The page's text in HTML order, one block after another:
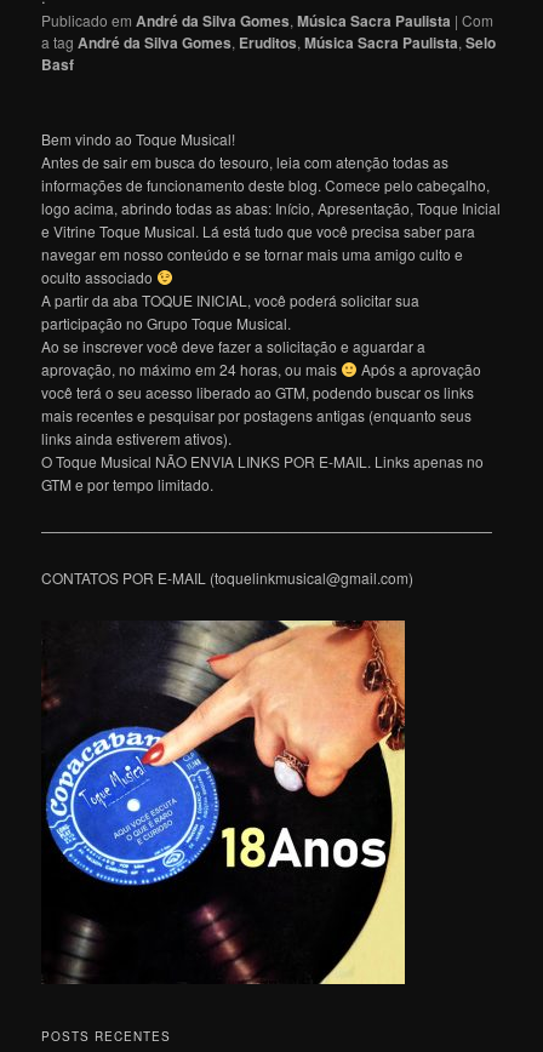
Publicado em André da Silva Gomes,Música Sacra Paulista |Com
a tagAndré da Silva Gomes, Eruditos,Música Sacra Paulista,Selo
Basf
Bem vindo ao Toque Musical!
Antes de sair em busca do tesouro, leia com atenção todas as
informações de funcionamento deste blog. Comece pelo cabeçalho,
logo acima, abrindo todas as abas: Início, Apresentação, Toque Inicial
e Vitrine Toque Musical. Lá está tudo que você precisa saber para
navegar em nosso conteúdo e se tornar mais uma amigo culto e
oculto associado
A partir da aba TOQUE INICIAL, você poderá solicitar sua
participação no Grupo Toque Musical.
Ao se inscrever você deve fazer a solicitação e aguardar a
aprovação, no máximo em 24 horas, ou mais
Após a aprovação
você terá o seu acesso liberado ao GTM, podendo buscar os links
mais recentes e pesquisar por postagens antigas (enquanto seus
links ainda estiverem ativos).
O Toque Musical NÃO ENVIA LINKS POR E-MAIL. Links apenas no
GTM e por tempo limitado.
———————————————————————————————
CONTATOS POR E-MAIL (toquelinkmusical@gmail.com)
POSTS RECENTES